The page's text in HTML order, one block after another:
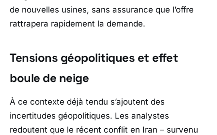
de nouvelles usines, sans assurance que l’offre
rattrapera rapidement la demande.
Tensions géopolitiques et effet
boule de neige
À ce contexte déjà tendu s’ajoutent des
incertitudes géopolitiques. Les analystes
redoutent que le récent conflit en Iran – survenu